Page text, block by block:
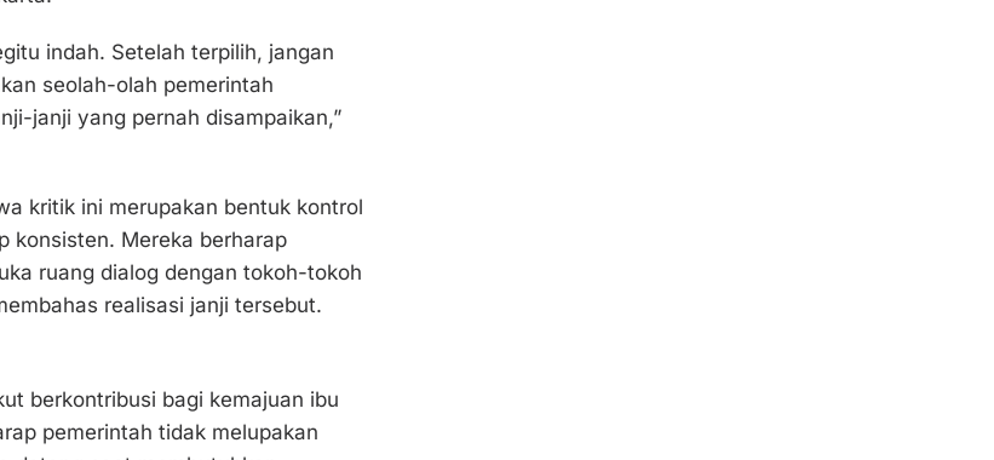
indah. Setelah terpilih, jangan
seolah-olah pemerintah
janji yang pernah disampaikan,”
kritik ini merupakan bentuk kontrol
konsisten. Mereka berharap
ruang dialog dengan tokoh-tokoh
realisasi janji tersebut.
berkontribusi bagi kemajuan ibu
pemerintah tidak melupakan